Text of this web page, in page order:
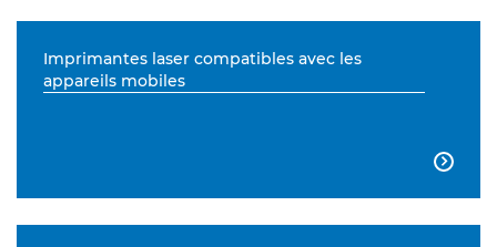
Imprimantes laser compatibles avec les
appareils mobiles
